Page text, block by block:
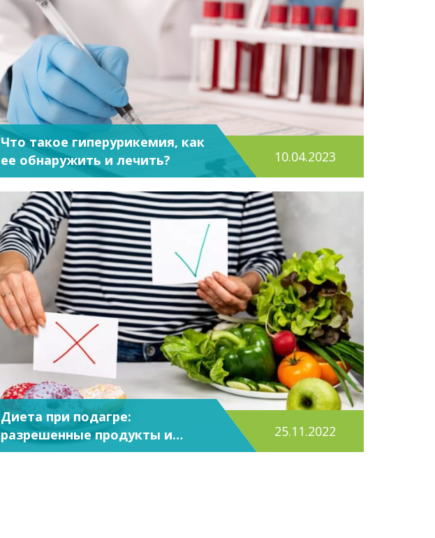
Что такое гиперурикемия, как
ее обнаружить и лечить?
10.04.2023
Диета при подагре:
разрешенные продукты и
продукты-провокаторы
25.11.2022